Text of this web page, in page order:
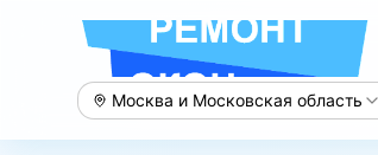
Москва и Московская область